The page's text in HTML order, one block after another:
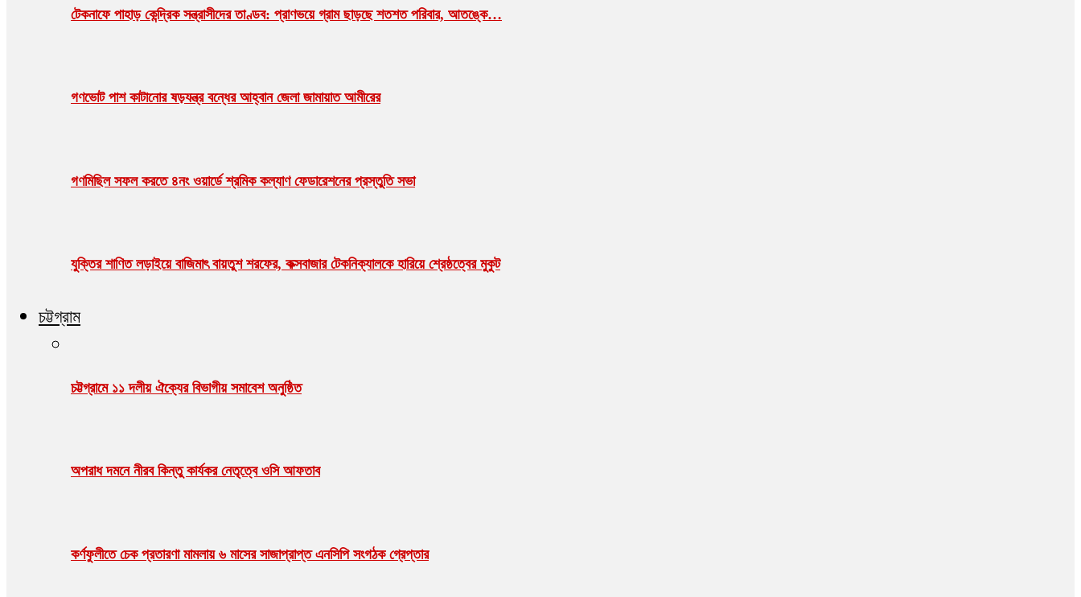
টেকনাফে পাহাড় কেন্দ্রিক সন্ত্রাসীদের তাণ্ডব: প্রাণভয়ে গ্রাম ছাড়ছে শতশত পরিবার, আতঙ্কে…
গণভোট পাশ কাটানোর ষড়যন্ত্র বন্ধের আহ্বান জেলা জামায়াত আমীরের
গণমিছিল সফল করতে ৪নং ওয়ার্ডে শ্রমিক কল্যাণ ফেডারেশনের প্রস্তুতি সভা
যুক্তির শাণিত লড়াইয়ে বাজিমাৎ বায়তুশ শরফের, কক্সবাজার টেকনিক্যালকে হারিয়ে শ্রেষ্ঠত্বের মুকুট
চট্টগ্রাম
চট্টগ্রামে ১১ দলীয় ঐক্যের বিভাগীয় সমাবেশ অনুষ্ঠিত
অপরাধ দমনে নীরব কিন্তু কার্যকর নেতৃত্বে ওসি আফতাব
কর্ণফুলীতে চেক প্রতারণা মামলায় ৬ মাসের সাজাপ্রাপ্ত এনসিপি সংগঠক গ্রেপ্তার